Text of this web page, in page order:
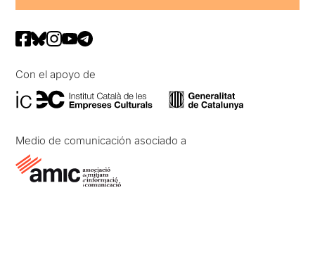
Con el apoyo de
Medio de comunicación asociado a